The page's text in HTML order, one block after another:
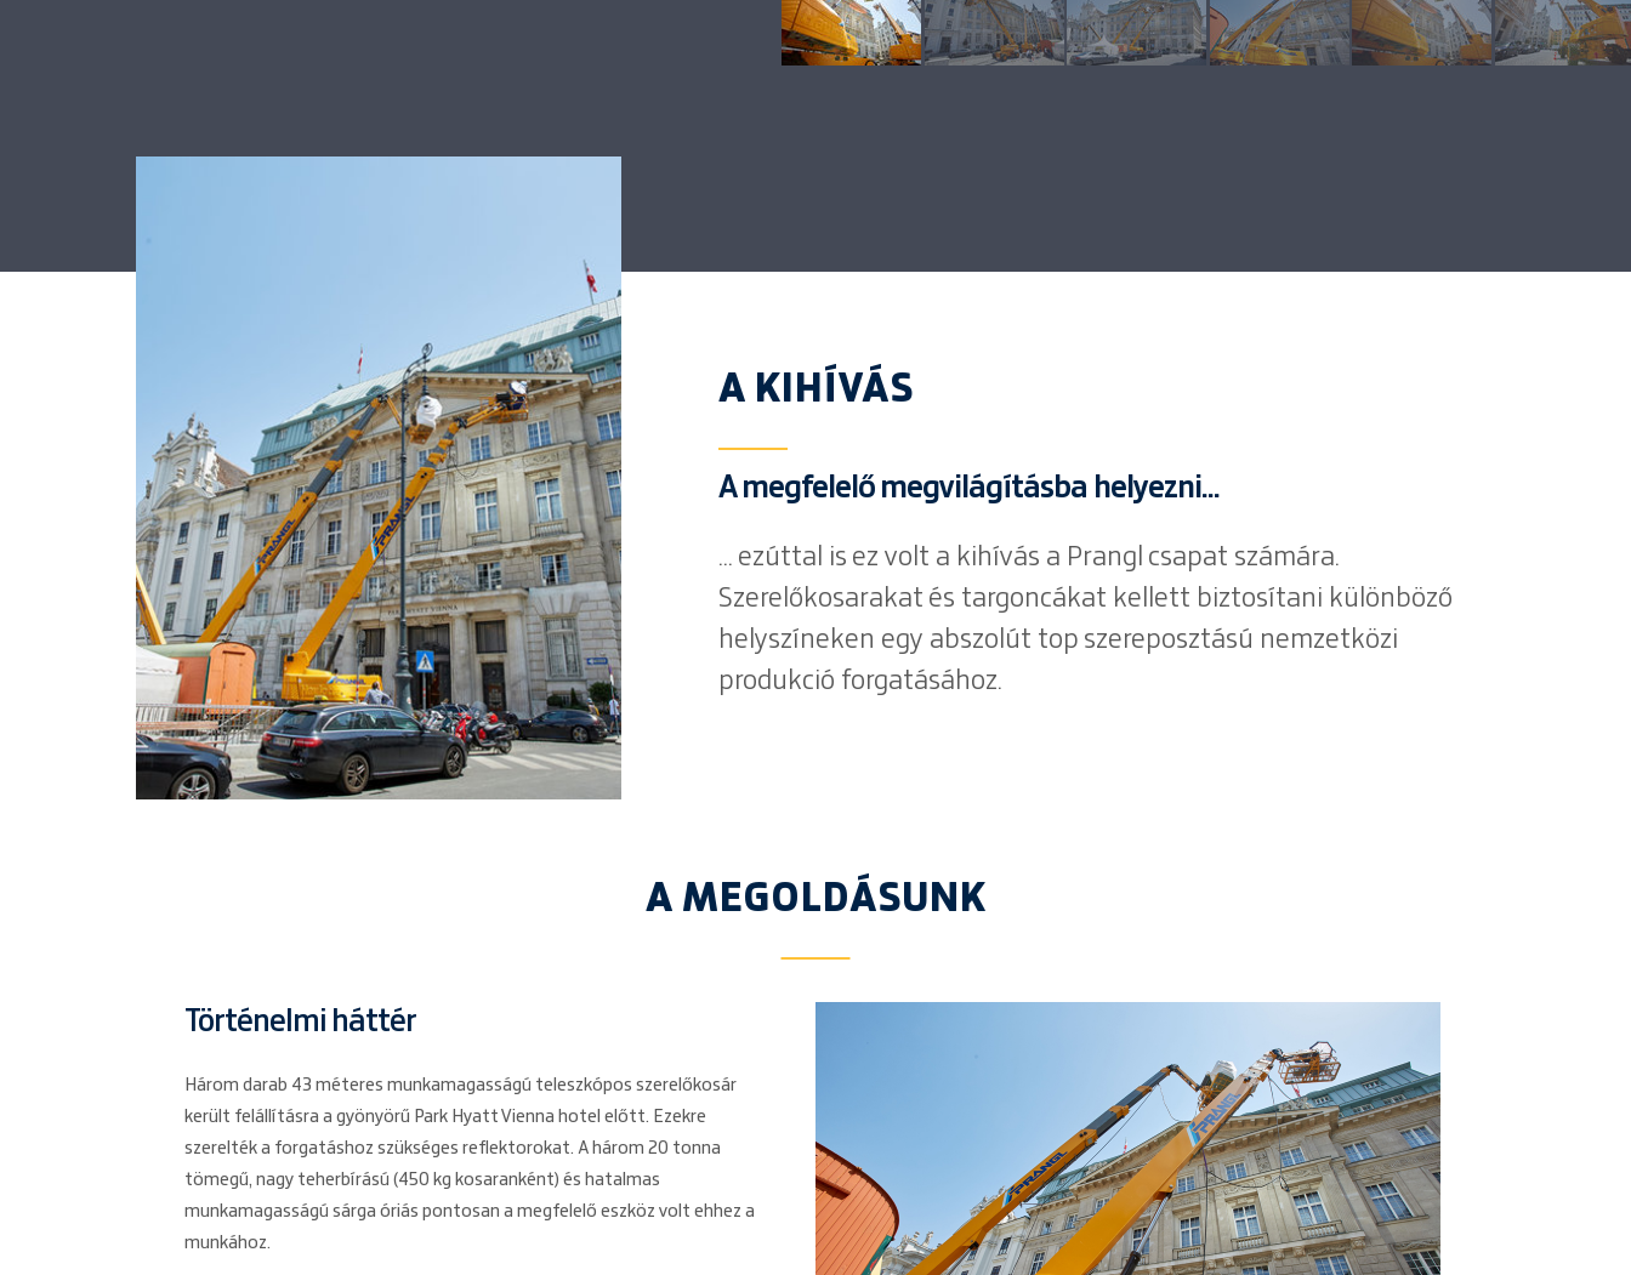
A KIHÍVÁS
A megfelelő megvilágításba helyezni...
... ezúttal is ez volt a kihívás a Prangl csapat számára.
Szerelőkosarakat és targoncákat kellett biztosítani különböző
helyszíneken egy abszolút top szereposztású nemzetközi
produkció forgatásához.
A MEGOLDÁSUNK
Történelmi háttér
Három darab 43 méteres munkamagasságú teleszkópos szerelőkosár
került felállításra a gyönyörű Park Hyatt Vienna hotel előtt. Ezekre
szerelték a forgatáshoz szükséges reflektorokat. A három 20 tonna
tömegű, nagy teherbírású (450 kg kosaranként) és hatalmas
munkamagasságú sárga óriás pontosan a megfelelő eszköz volt ehhez a
munkához.